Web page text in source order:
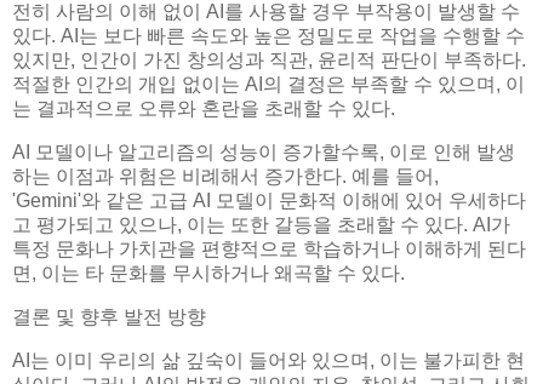
전히 사람의 이해 없이 AI를 사용할 경우 부작용이 발생할 수
있다. AI는 보다 빠른 속도와 높은 정밀도로 작업을 수행할 수
있지만, 인간이 가진 창의성과 직관, 윤리적 판단이 부족하다.
적절한 인간의 개입 없이는 AI의 결정은 부족할 수 있으며, 이
는 결과적으로 오류와 혼란을 초래할 수 있다.
AI 모델이나 알고리즘의 성능이 증가할수록, 이로 인해 발생
하는 이점과 위험은 비례해서 증가한다. 예를 들어,
'Gemini'와 같은 고급 AI 모델이 문화적 이해에 있어 우세하다
고 평가되고 있으나, 이는 또한 갈등을 초래할 수 있다. AI가
특정 문화나 가치관을 편향적으로 학습하거나 이해하게 된다
면, 이는 타 문화를 무시하거나 왜곡할 수 있다.
결론 및 향후 발전 방향
AI는 이미 우리의 삶 깊숙이 들어와 있으며, 이는 불가피한 현